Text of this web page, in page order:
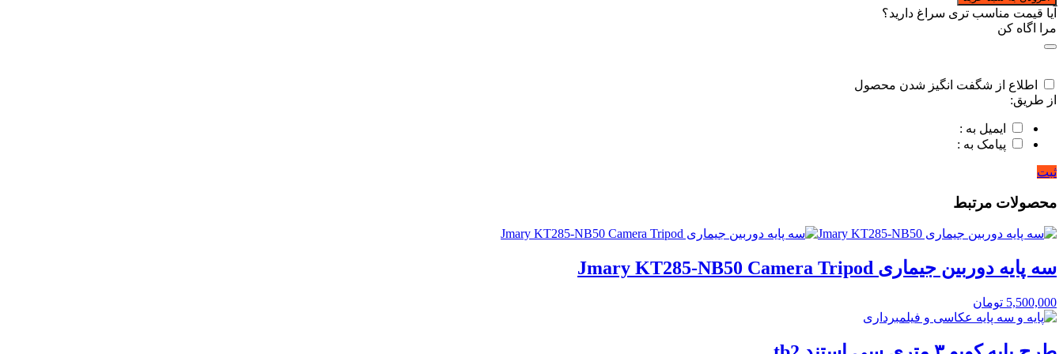
آیا قیمت مناسب تری سراغ دارید؟
مرا اگاه کن
اطلاع از شگفت انگیز شدن محصول
از طریق:
ایمیل به :
پیامک به :
ثبت
محصولات مرتبط
سه پایه دوربین جیماری Jmary KT285-NB50 Camera Tripod
5,500,000 تومان